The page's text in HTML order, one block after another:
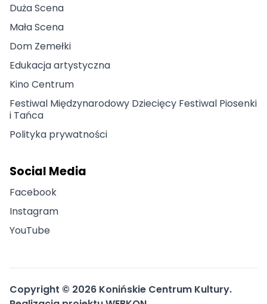
Duża Scena
Mała Scena
Dom Zemełki
Edukacja artystyczna
Kino Centrum
Festiwal Międzynarodowy Dziecięcy Festiwal Piosenki
i Tańca
Polityka prywatności
Social Media
Facebook
Instagram
YouTube
Copyright © 2026 Konińskie Centrum Kultury.